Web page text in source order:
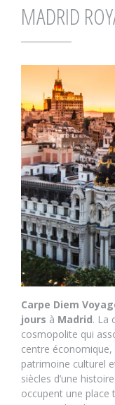
MADRID
Carpe Diem
jours à Madrid. La
cosmopolite qui
centre
patrimoine culturel
siècles d’une
occupent une place